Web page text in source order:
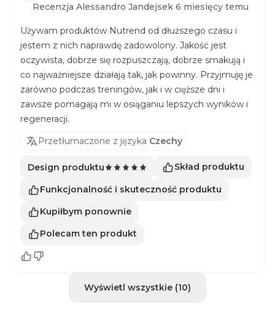
Recenzja Alessandro Jandejsek 6 miesięcy temu
Używam produktów Nutrend od dłuższego czasu i
jestem z nich naprawdę zadowolony. Jakość jest
oczywista, dobrze się rozpuszczają, dobrze smakują i
co najważniejsze działają tak, jak powinny. Przyjmuję je
zarówno podczas treningów, jak i w cięższe dni i
zawsze pomagają mi w osiąganiu lepszych wyników i
regeneracji.
Przetłumaczone z języka Czechy
Design produktu Skład produktu
Funkcjonalność i skuteczność produktu
Kupiłbym ponownie
Polecam ten produkt
Wyświetl wszystkie (10)